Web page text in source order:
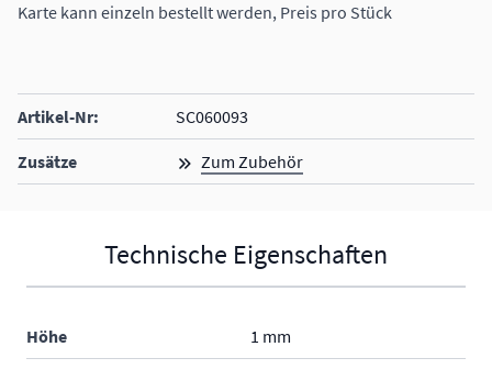
Karte kann einzeln bestellt werden, Preis pro Stück
Artikel-Nr: SC060093
Zusätze Zum Zubehör
Technische Eigenschaften
Höhe 1 mm